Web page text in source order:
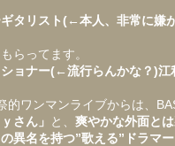
ギタリスト(←本人、非常に嫌
らってます。
ョナー(←流行らんかな？)江
的ワンマンライブからは、
さん」 と、 爽やかな外面と
異名を持つ”歌える”ドラマ